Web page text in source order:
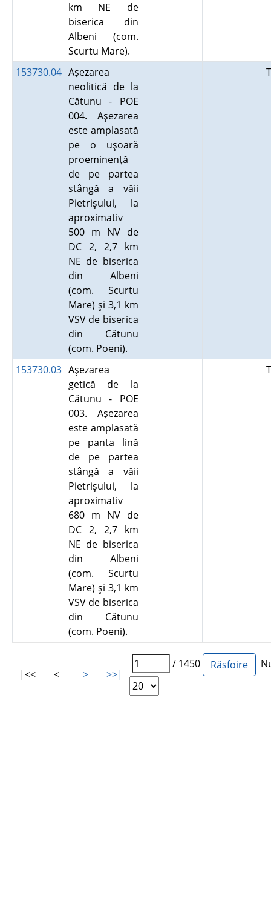
km NE de
biserica din
Albeni (com.
Scurtu Mare).
153730.04 Aşezarea
neolitică de la
Cătunu - POE
004. Aşezarea
este amplasată
pe o uşoară
proeminenţă
de pe partea
stângă a văii
Pietrişului, la
aproximativ
500 m NV de
DC 2, 2,7 km
NE de biserica
din Albeni
(com. Scurtu
Mare) şi 3,1 km
VSV de biserica
din Cătunu
(com. Poeni).
153730.03 Aşezarea
getică de la
Cătunu - POE
003. Aşezarea
este amplasată
pe panta lină
de pe partea
stângă a văii
Pietrişului, la
aproximativ
680 m NV de
DC 2, 2,7 km
NE de biserica
din Albeni
(com. Scurtu
Mare) şi 3,1 km
VSV de biserica
din Cătunu
(com. Poeni).
|<< < > >>|
/ 1450